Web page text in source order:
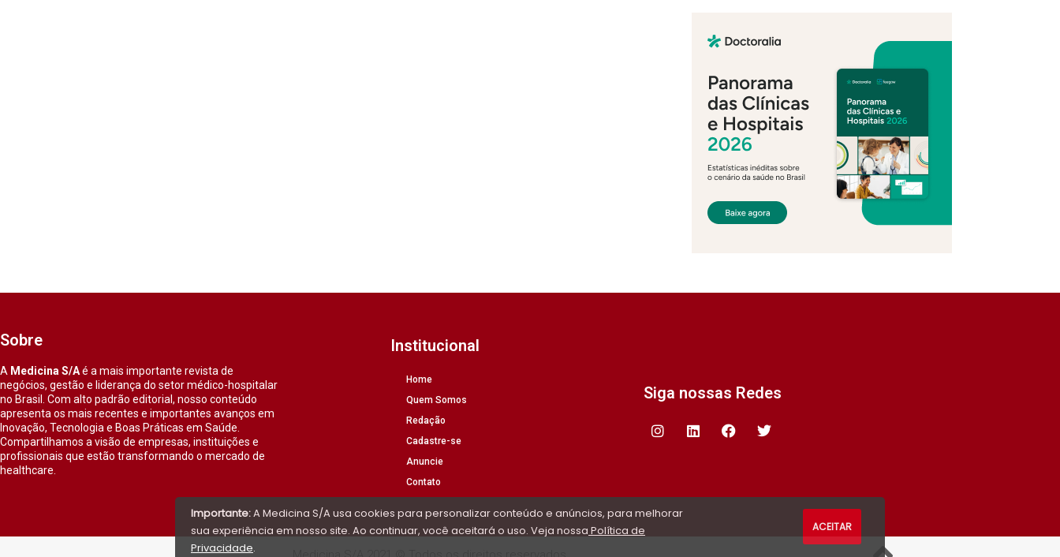
Sobre
A Medicina S/Aé a mais importante revista de
negócios, gestão e liderança do setor médico-hospitalar
no Brasil. Com alto padrão editorial, nosso conteúdo
apresenta os mais recentes e importantes avanços em
Inovação, Tecnologia e Boas Práticas em Saúde.
Compartilhamos a visão de empresas, instituições e
profissionais que estão transformando o mercado de
healthcare.
Institucional
Home
Quem Somos
Redação
Cadastre-se
Anuncie
Contato
Siga nossas Redes
Importante:A Medicina S/A usa cookies para personalizar conteúdo e anúncios, para melhorar
sua experiência em nosso site. Ao continuar, você aceitará o uso. Veja nossa Política de
Privacidade.
ACEITAR